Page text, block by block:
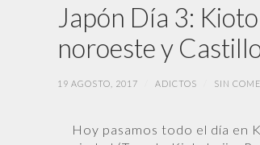
Japón Día 3:
noroeste y
19 AGOSTO, 2017 ADICTOS SIN
Hoy pasamos todo el día en